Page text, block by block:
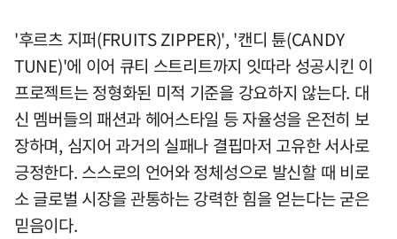
'후르츠 지퍼(FRUITS ZIPPER)', '캔디 튠(CANDY
TUNE)'에 이어 큐티 스트리트까지 잇따라 성공시킨 이
프로젝트는 정형화된 미적 기준을 강요하지 않는다. 대
신 멤버들의 패션과 헤어스타일 등 자율성을 온전히 보
장하며, 심지어 과거의 실패나 결핍마저 고유한 서사로
긍정한다. 스스로의 언어와 정체성으로 발신할 때 비로
소 글로벌 시장을 관통하는 강력한 힘을 얻는다는 굳은
믿음이다.